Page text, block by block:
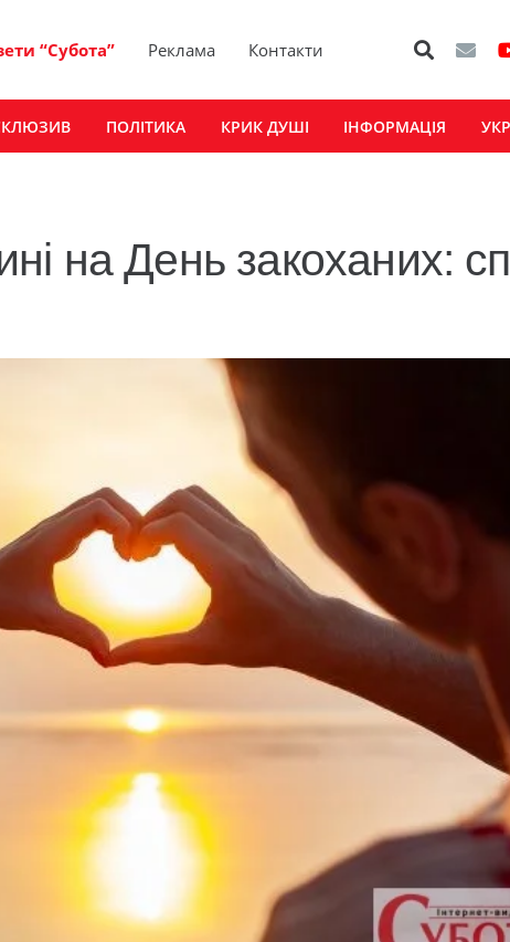
“Субота” Реклама Контакти
ПОЛІТИКА КРИК ДУШІ ІНФОРМАЦІЯ
на День закоханих: